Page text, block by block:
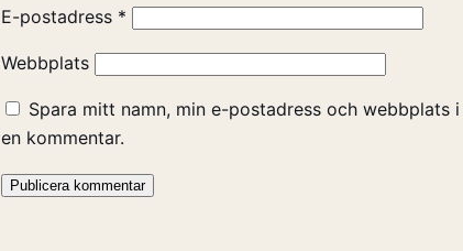
E-postadress *
Webbplats
Spara mitt namn, min e-postadress och webbplats
en kommentar.